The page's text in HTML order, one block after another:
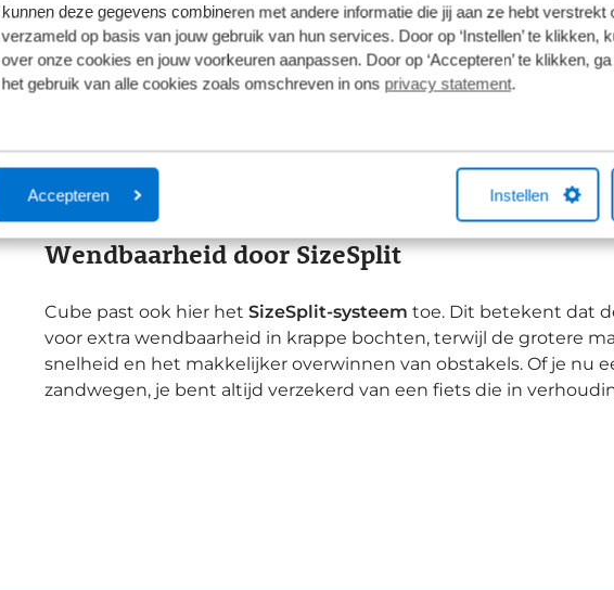
kunnen deze gegevens combineren met andere informatie die jij aan ze hebt verstrekt
verzameld op basis van jouw gebruik van hun services. Door op ‘Instellen’ te klikken,
over onze cookies en jouw voorkeuren aanpassen. Door op ‘Accepteren’ te klikken,
het gebruik van alle cookies zoals omschreven in ons privacy statement.
Accepteren Instellen
gebruik van het brede bereik van de Shimano Deore-groepset,
Cube Attention Pro:De keuze voor de rijder die waarde hecht
betrouwbare geveerde voorvork met stalen veer die consistent
hydraulische schijfremmen zorgen voor directe stopkracht, ook
Voor wie meer verfijning zoekt op de trails.
Het grote voordeel hiervan is dat we de vering in onze
lichaamsgewicht. Dit resulteert in meer grip, betere controle en
Wendbaarheid door SizeSplit
Cube past ook hier het SizeSplit-systeem toe. Dit betekent dat
voor extra wendbaarheid in krappe bochten, terwijl de grotere
snelheid en het makkelijker overwinnen van obstakels. Of je nu
zandwegen, je bent altijd verzekerd van een fiets die in